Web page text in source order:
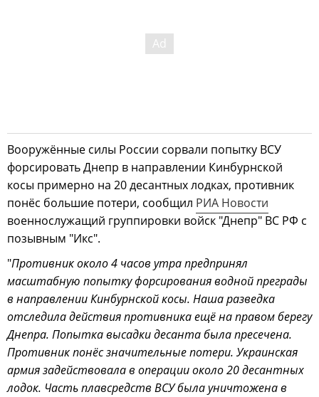
Вооружённые силы России сорвали попытку ВСУ
форсировать Днепр в направлении Кинбурнской
косы примерно на 20 десантных лодках, противник
понёс большие потери, сообщил РИА Новости
военнослужащий группировки войск "Днепр" ВС РФ с
позывным "Икс".
"Противник около 4 часов утра предпринял
масштабную попытку форсирования водной преграды
в направлении Кинбурнской косы. Наша разведка
отследила действия противника ещё на правом берегу
Днепра. Попытка высадки десанта была пресечена.
Противник понёс значительные потери. Украинская
армия задействовала в операции около 20 десантных
лодок. Часть плавсредств ВСУ была уничтожена в